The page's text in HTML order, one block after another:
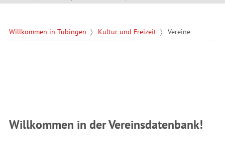
Willkommen in Tübingen Kultur und Freizeit Vereine
Willkommen in der Vereinsdatenbank!